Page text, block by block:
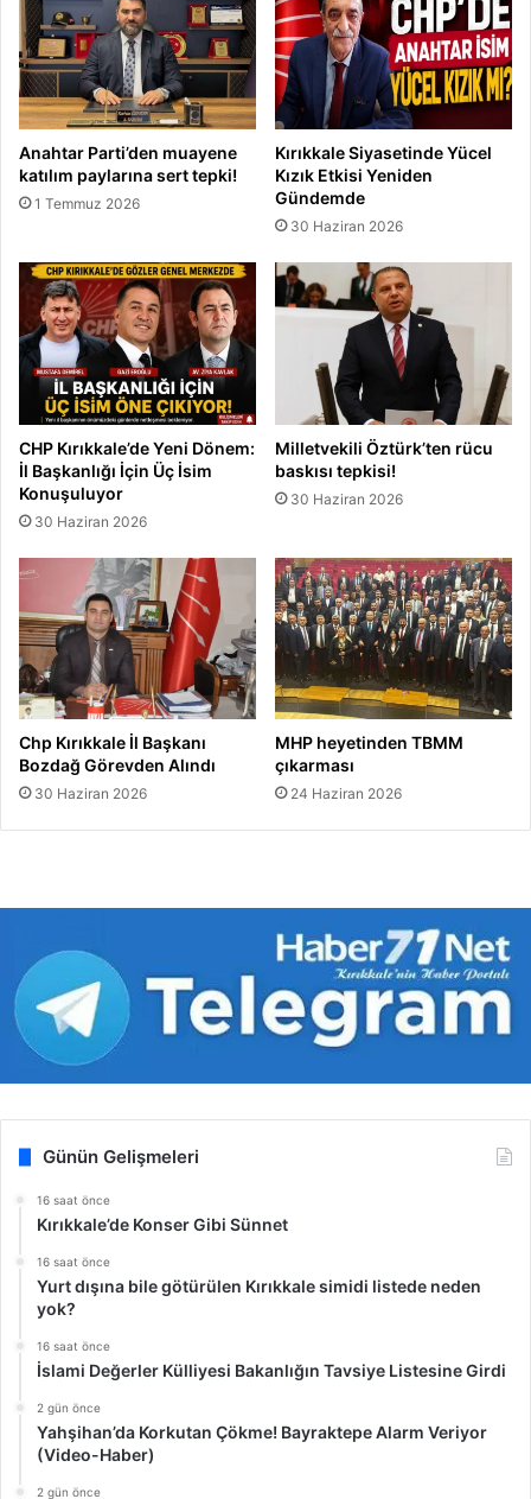
Anahtar Parti’den muayene
katılım paylarına sert tepki!
1 Temmuz 2026
Kırıkkale Siyasetinde Yücel
Kızık Etkisi Yeniden
Gündemde
30 Haziran 2026
CHP Kırıkkale’de Yeni Dönem:
İl Başkanlığı İçin Üç İsim
Konuşuluyor
30 Haziran 2026
Milletvekili Öztürk’ten rücu
baskısı tepkisi!
30 Haziran 2026
Chp Kırıkkale İl Başkanı
Bozdağ Görevden Alındı
30 Haziran 2026
MHP heyetinden TBMM
çıkarması
24 Haziran 2026
Günün Gelişmeleri
16 saat önce
Kırıkkale’de Konser Gibi Sünnet
16 saat önce
Yurt dışına bile götürülen Kırıkkale simidi listede neden
yok?
16 saat önce
İslami Değerler Külliyesi Bakanlığın Tavsiye Listesine Girdi
2 gün önce
Yahşihan’da Korkutan Çökme! Bayraktepe Alarm Veriyor
(Video-Haber)
2 gün önce